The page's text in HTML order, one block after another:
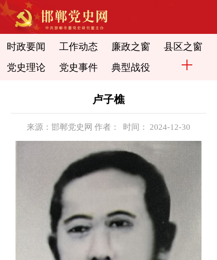
时政要闻 工作动态 廉政之窗 县区之窗
党史理论 党史事件 典型战役
卢子樵
来源：邯郸党史网 作者： 时间： 2024-12-30